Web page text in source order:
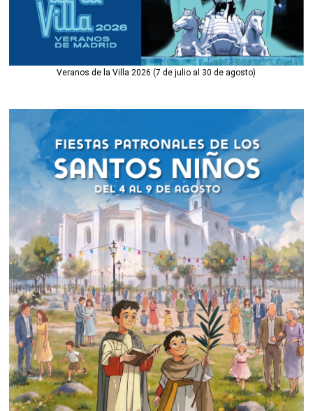
Veranos de la Villa 2026 (7 de julio al 30 de agosto)